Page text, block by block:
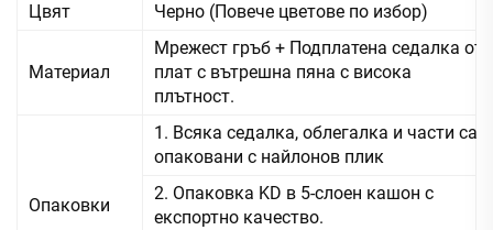
Цвят
Черно (Повече цветове по избор)
Материал
Мрежест гръб + Подплатена седалка от
плат с вътрешна пяна с висока
плътност.
Опаковки
1. Всяка седалка, облегалка и части са
опаковани с найлонов плик
2. Опаковка KD в 5-слоен кашон с
експортно качество.